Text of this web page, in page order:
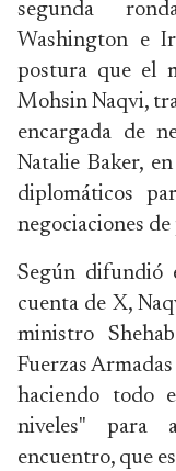
segunda
Washington e
postura que el
Mohsin Naqvi,
encargada de
Natalie Baker,
diplomáticos
negociaciones
Según difundió
cuenta de X,
ministro
Fuerzas
haciendo todo
niveles" para
encuentro, que